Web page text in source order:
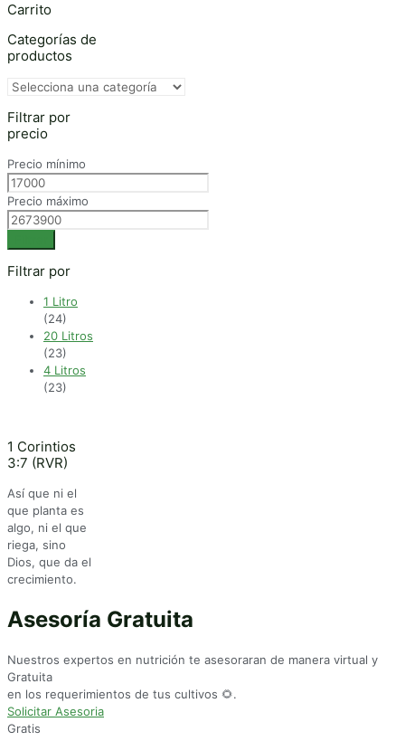
Carrito
Categorías de
productos
Filtrar por
precio
Precio mínimo
Precio máximo
Filtrar por
1 Litro
(24)
20 Litros
(23)
4 Litros
(23)
1 Corintios
3:7 (RVR)
Así que ni el
que planta es
algo, ni el que
riega, sino
Dios, que da el
crecimiento.
Asesoría Gratuita
Nuestros expertos en nutrición te asesoraran de manera virtual y
Gratuita
en los requerimientos de tus cultivos 🌻.
Solicitar Asesoria
Gratis